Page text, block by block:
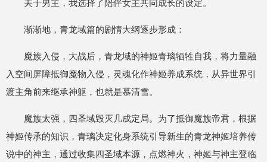
关于男主，我选择了陪伴女主共同成长的设定。
渐渐地，青龙域篇的剧情大纲逐步形成：
魔族入侵，大战后，青龙域的神姬青璃牺牲自我，将力量融
入空间屏障抵御魔物入侵，灵魂化作神姬养成系统，从异世界引
渡主角前来继承神躯，也就是慕清雪。
魔族太强，四圣域毁灭几成定局。为了抵御魔族帝君，根据
神姬传承的知识，青璃决定化身系统引导新生的青龙神姬培养传
说中的神主，通过收集四圣域本源，点燃神火，神姬与神主登临